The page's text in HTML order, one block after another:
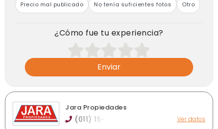
Precio mal publicado No tenía suficientes fotos Otro
¿Cómo fue tu experiencia?
Enviar
Jara Propiedades
(011) 15-7 Ver datos